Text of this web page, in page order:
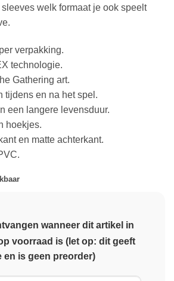
welk formaat je ook speelt
verpakking.
technologie.
Gathering art.
tijdens en na het spel.
een langere levensduur.
hoekjes.
en matte achterkant.
wanneer dit artikel in
voorraad is (let op: dit geeft
en is geen preorder)